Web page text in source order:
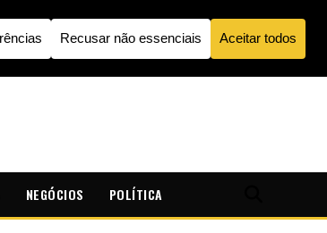
NEGÓCIOS POLÍTICA